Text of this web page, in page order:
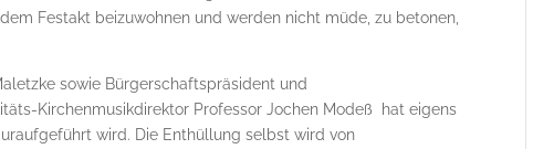
Festakt beizuwohnen und werden nicht müde, zu betonen,
sowie Bürgerschaftspräsident und
Kirchenmusikdirektor Professor Jochen Modeß hat eigens
wird. Die Enthüllung selbst wird von